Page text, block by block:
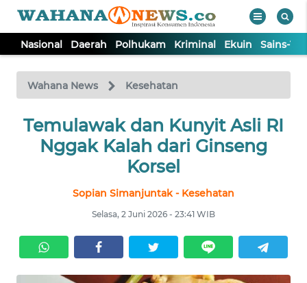
Nasional Daerah Polhukam Kriminal Ekuin Sains-
Wahana News Kesehatan
Temulawak dan Kunyit Asli RI
Nggak Kalah dari Ginseng
Korsel
Sopian Simanjuntak - Kesehatan
Selasa, 2 Juni 2026 - 23:41 WIB
TV
Tutup
NASIONAL
POLHUKAM
KRIMINAL
EKUIN